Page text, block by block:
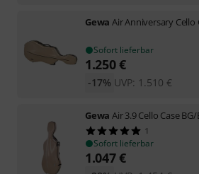
Gewa Air Anniversary Cello
Sofort lieferbar
1.250€
UVP: 1.510 €
-17%
Gewa Air 3.9 Cello Case BG/
1
Sofort lieferbar
1.047€